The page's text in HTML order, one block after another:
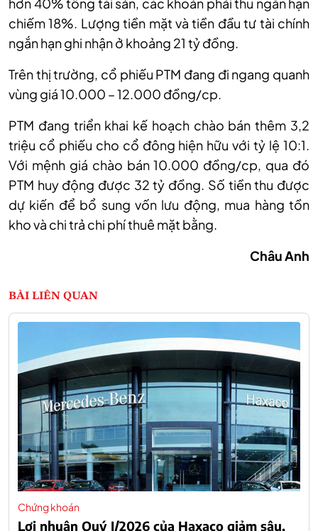
chiếm 18%. Lượng tiền mặt và tiền đầu tư tài chính
ngắn hạn ghi nhận ở khoảng 21 tỷ đồng.
Trên thị trường, cổ phiếu PTM đang đi ngang quanh
vùng giá 10.000 – 12.000 đồng/cp.
PTM đang triển khai kế hoạch chào bán thêm 3,2
triệu cổ phiếu cho cổ đông hiện hữu với tỷ lệ 10:1.
Với mệnh giá chào bán 10.000 đồng/cp, qua đó
PTM huy động được 32 tỷ đồng. Số tiền thu được
dự kiến để bổ sung vốn lưu động, mua hàng tồn
kho và chi trả chi phí thuê mặt bằng.
Châu Anh
BÀI LIÊN QUAN
Chứng khoán
Lợi nhuận Quý I/2026 của Haxaco giảm sâu,